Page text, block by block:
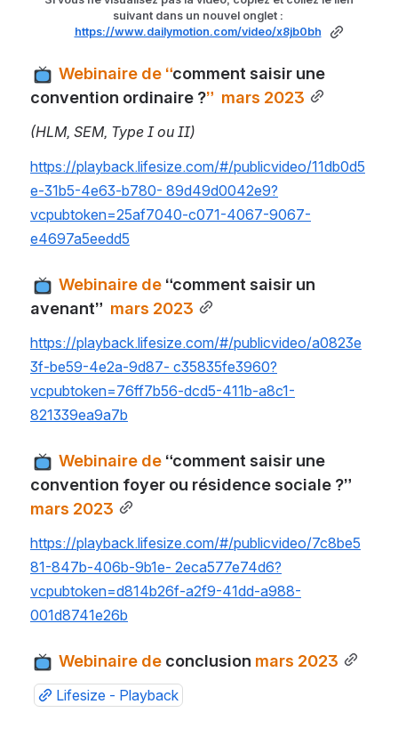
https://www.dailymotion.com/video/x8jb0bh
Webinaire de “comment saisir une
convention ordinaire ?”  mars 2023
(HLM, SEM, Type I ou II)
https://playback.lifesize.com/#/publicvideo/11db0d5
e-31b5-4e63-b780- 89d49d0042e9?
vcpubtoken=25af7040-c071-4067-9067-
e4697a5eedd5
Webinaire de “comment saisir un
avenant” mars 2023
https://playback.lifesize.com/#/publicvideo/a0823e
3f-be59-4e2a-9d87- c35835fe3960?
vcpubtoken=76ff7b56-dcd5-411b-a8c1-
821339ea9a7b
Webinaire de “comment saisir une
convention foyer ou résidence sociale ?”
mars 2023
https://playback.lifesize.com/#/publicvideo/7c8be5
81-847b-406b-9b1e- 2eca577e74d6?
vcpubtoken=d814b26f-a2f9-41dd-a988-
001d8741e26b
Webinaire de conclusion mars 2023
Lifesize - Playback